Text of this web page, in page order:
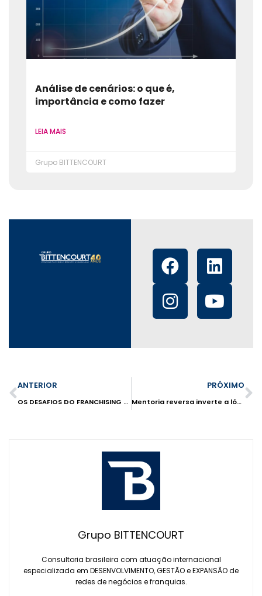
Análise de cenários: o que é,
importância e como fazer
LEIA MAIS
Grupo BITTENCOURT
ANTERIOR
OS DESAFIOS DO FRANCHISING PARA A TRANSFORMAÇÃO DIGITAL
PRÓXIMO
Mentoria reversa inverte a lógica do aprendizado
Grupo BITTENCOURT
Consultoria brasileira com atuação internacional
especializada em DESENVOLVIMENTO, GESTÃO e EXPANSÃO de
redes de negócios e franquias.